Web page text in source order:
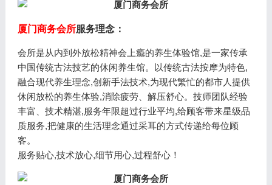
厦门商务会所服务理念：
会所是从内到外放松精神会上瘾的养生体验馆,是一家传承
中国传统古法技艺的休闲养生馆。以传统古法按摩为特色,
融合现代养生理念,创新手法技术,为现代繁忙的都市人提供
休闲放松的养生体验,消除疲劳、解压舒心。技师团队经验
丰富、技术精湛,服务年限超过行业平均,给顾客带来星级品
质服务,把健康的生活理念通过采耳的方式传递给每位顾
客。
服务贴心,技术放心,细节用心,过程舒心！